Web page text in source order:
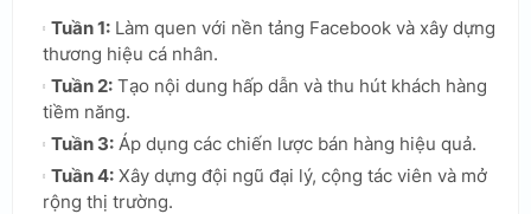
Tuần 1: Làm quen với nền tảng Facebook và xây dựng
thương hiệu cá nhân.
Tuần 2: Tạo nội dung hấp dẫn và thu hút khách hàng
tiềm năng.
Tuần 3: Áp dụng các chiến lược bán hàng hiệu quả.
Tuần 4: Xây dựng đội ngũ đại lý, cộng tác viên và mở
rộng thị trường.